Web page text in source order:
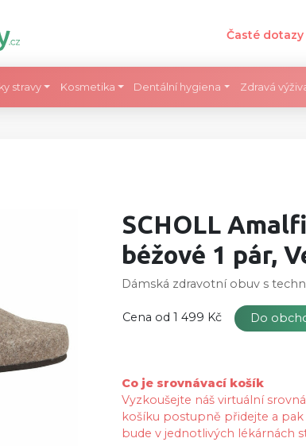
Časté dotazy
stravy Kosmetika Dentální hygiena Zdravá
SCHOLL
béžové 1 pár,
Dámská zdravotní obuv s
Cena od 1 499 Kč Do
Co je srovnávací košík
Vyzkoušejte náš virtuální
košíku postupně přidejte a pak
bude v jednotlivých lékárnách